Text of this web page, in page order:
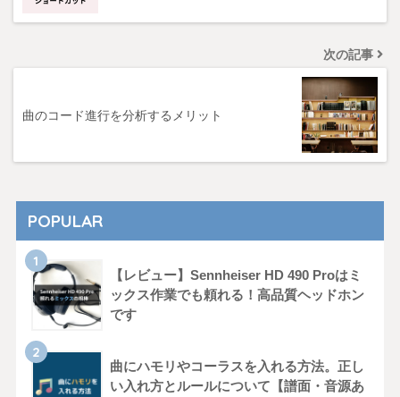
次の記事
曲のコード進行を分析するメリット
POPULAR
【レビュー】Sennheiser HD 490 Proはミ
ックス作業でも頼れる！高品質ヘッドホン
です
曲にハモリやコーラスを入れる方法。正し
い入れ方とルールについて【譜面・音源あ